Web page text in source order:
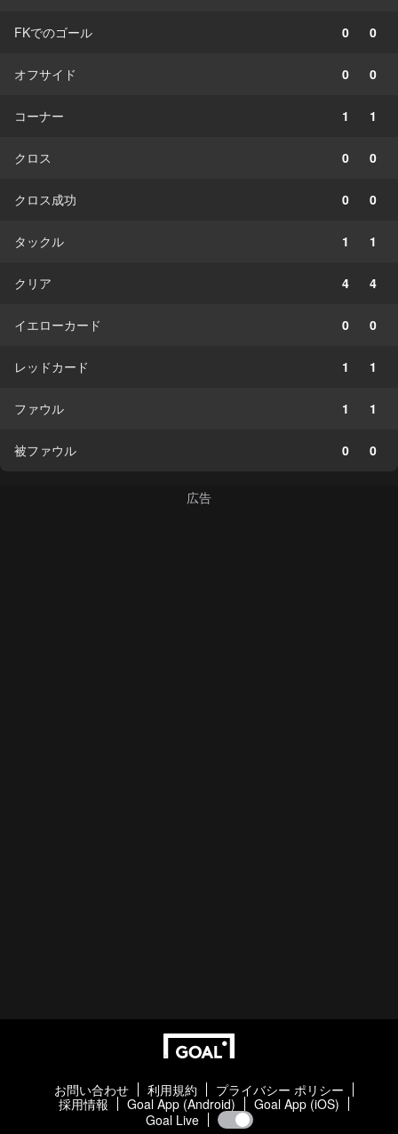
FKでのゴール 0 0
オフサイド 0 0
コーナー 1 1
クロス 0 0
クロス成功 0 0
タックル 1 1
クリア 4 4
イエローカード 0 0
レッドカード 1 1
ファウル 1 1
被ファウル 0 0
お問い合わせ 利用規約
プライバシー ポリシー
採用情報
Goal App (Android)
Goal App (iOS)
Goal Live